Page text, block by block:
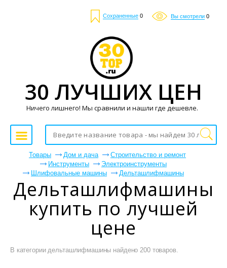
Сохраненные 0 Вы смотрели 0
Товары Дом и дача
Строительство и ремонт
Инструменты
Электроинструменты
Шлифовальные машины
Дельташлифмашины
Дельташлифмашины
купить по лучшей
цене
В категории дельташлифмашины найдено 200 товаров.
30 ЛУЧШИХ ЦЕН
Ничего лишнего! Мы сравнили и нашли где дешевле.